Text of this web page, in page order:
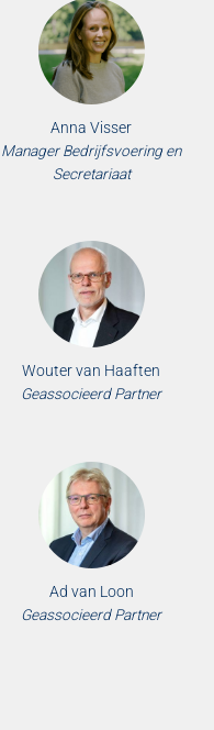
Anna Visser
Manager Bedrijfsvoering en
Secretariaat
Wouter van Haaften
Geassocieerd Partner
Ad van Loon
Geassocieerd Partner